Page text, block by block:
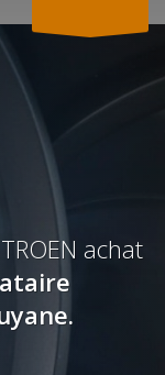
achat